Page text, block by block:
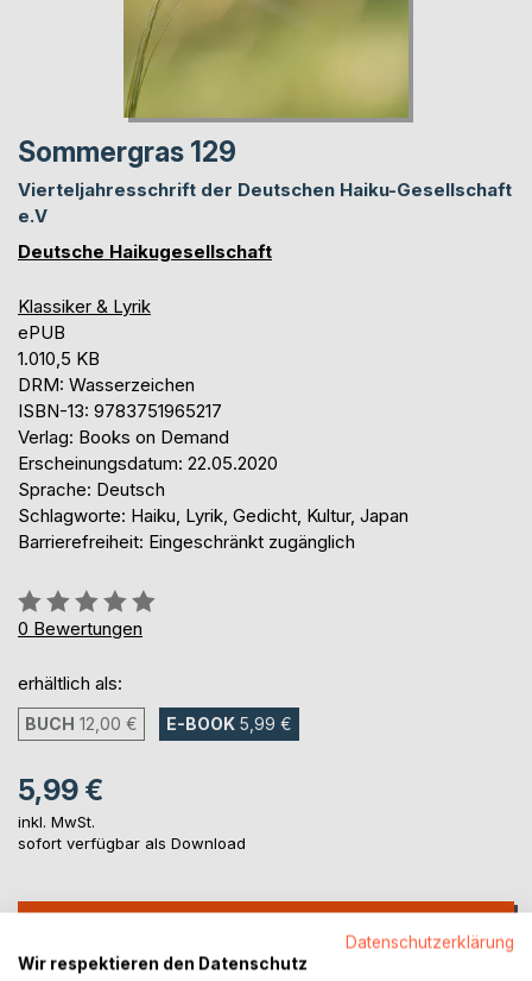
Sommergras 129
Vierteljahresschrift der Deutschen Haiku-Gesellschaft
e.V
Deutsche Haikugesellschaft
Klassiker & Lyrik
ePUB
1.010,5 KB
DRM: Wasserzeichen
ISBN-13: 9783751965217
Verlag: Books on Demand
Erscheinungsdatum: 22.05.2020
Sprache: Deutsch
Schlagworte: Haiku, Lyrik, Gedicht, Kultur, Japan
Barrierefreiheit: Eingeschränkt zugänglich
Bewertung::
0%
0 Bewertungen
erhältlich als:
BUCH 12,00 € E-BOOK 5,99 €
5,99 €
inkl. MwSt.
sofort verfügbar als Download
Datenschutzerklärung
Wir respektieren den Datenschutz